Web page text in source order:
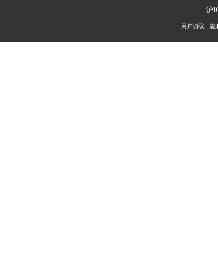
沪
用户协议 隐